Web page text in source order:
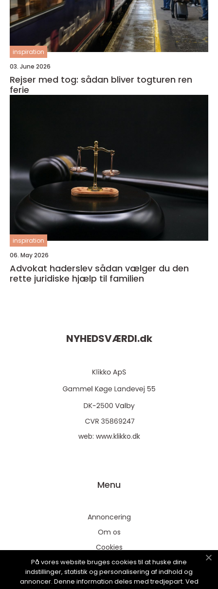
inspiration
03. June 2026
Rejser med tog: sådan bliver togturen ren
ferie
inspiration
06. May 2026
Advokat haderslev sådan vælger du den
rette juridiske hjælp til familien
NYHEDSVÆRDI.dk
web: www.klikko.dk
Menu
Annoncering
Om os
Cookies
Kontakt os
Sitemap
På vores website bruges cookies til at huske dine
indstillinger, statistik og personalisering af indhold og
annoncer. Denne information deles med tredjepart. Ved